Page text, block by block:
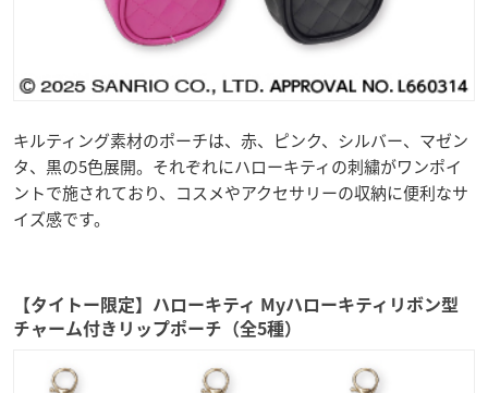
キルティング素材のポーチは、赤、ピンク、シルバー、マゼン
タ、黒の5色展開。それぞれにハローキティの刺繍がワンポイ
ントで施されており、コスメやアクセサリーの収納に便利なサ
イズ感です。
【タイトー限定】ハローキティ Myハローキティリボン型
チャーム付きリップポーチ（全5種）